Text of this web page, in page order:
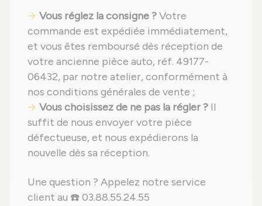
Vous réglez la consigne ?Votre
commande est expédiée immédiatement,
et vous êtes remboursé dès réception de
votre ancienne pièce auto, réf. 49177-
06432, par notre atelier, conformément à
nos conditions générales de vente ;
Vous choisissez de ne pas la régler ? Il
suffit de nous envoyer votre pièce
défectueuse, et nous expédierons la
nouvelle dès sa réception.
Une question ? Appelez notre service
client au ☎️ 03.88.55.24.55